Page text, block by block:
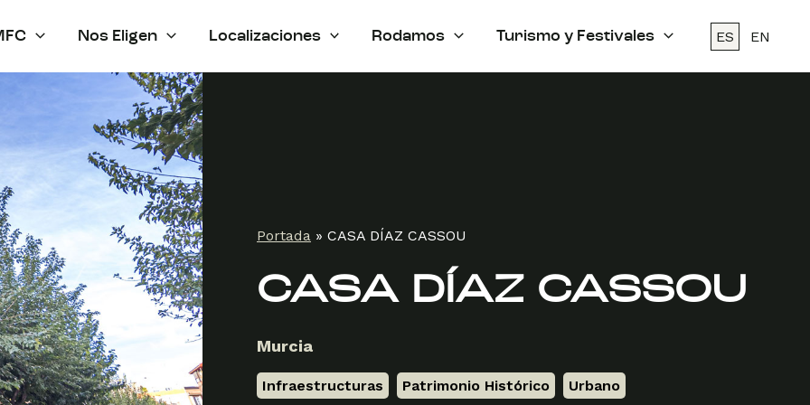
Nos Eligen Localizaciones Rodamos Turismo y Festivales ES EN
Portada » CASA DÍAZ CASSOU
CASA DÍAZ CASSOU
Murcia
Infraestructuras Patrimonio Histórico Urbano